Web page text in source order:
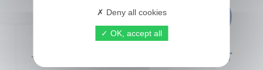
+33 (0) 1 44 41 29 19 CONTACT
Deny all cookies
OK, accept all